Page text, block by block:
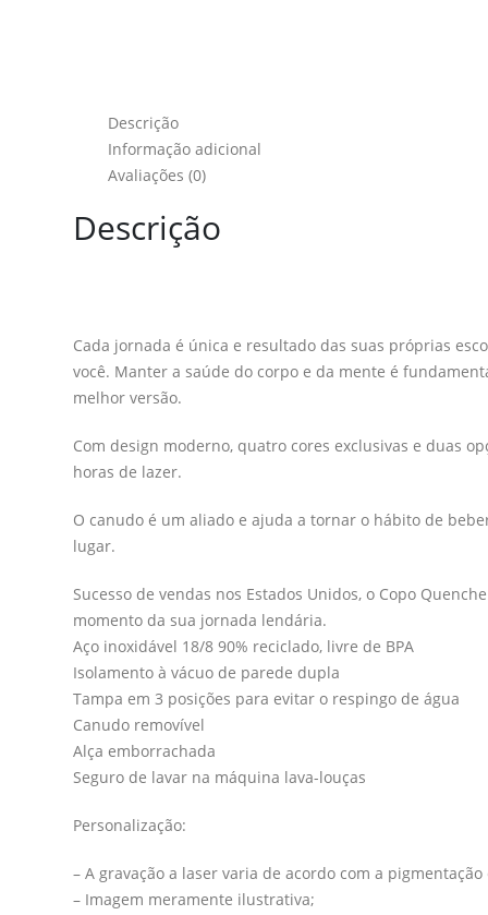
Descrição
Informação adicional
Avaliações (0)
Descrição
Cada jornada é única e resultado das suas próprias
você. Manter a saúde do corpo e da mente é
melhor versão.
Com design moderno, quatro cores exclusivas e duas
horas de lazer.
O canudo é um aliado e ajuda a tornar o hábito de
lugar.
Sucesso de vendas nos Estados Unidos, o Copo
momento da sua jornada lendária.
Aço inoxidável 18/8 90% reciclado, livre de BPA
Isolamento à vácuo de parede dupla
Tampa em 3 posições para evitar o respingo de água
Canudo removível
Alça emborrachada
Seguro de lavar na máquina lava-louças
Personalização:
– A gravação a laser varia de acordo com a
– Imagem meramente ilustrativa;